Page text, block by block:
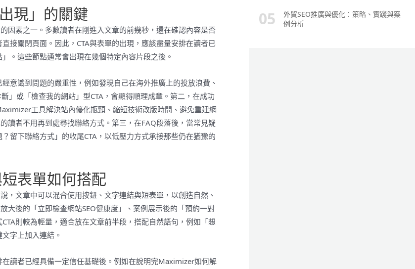
現」的關鍵
因素之一。多數讀者在剛進入文章的前幾秒，還在確認內容是否
接關閉頁面。因此，CTA與表單的出現，應該盡量安排在讀者已
。這些節點通常會出現在幾個特定內容片段之後。
意識到問題的嚴重性，例如發現自己在海外推廣上的投放浪費、
」或「檢查我的網站」型CTA，會顯得順理成章。第二，在成功
工具解決站內優化瓶頸、縮短技術改版時間、避免重建網
讀者不用再到處尋找聯絡方式。第三，在FAQ段落後，當常見疑
留下聯絡方式」的收尾CTA，以低壓力方式承接那些仍在猶豫的
表單如何搭配
，文章中可以混合使用按鈕、文字連結與短表單，以創造自然、
大後的「立即檢查網站SEO健康度」、案例展示後的「預約一對
則較為輕量，適合放在文章前半段，搭配自然語句，例如「想
字上加入連結。
讀者已經具備一定信任基礎後。例如在說明完Maximizer如何解
外貿SEO推廣與優化：策略、實踐與案
例分析